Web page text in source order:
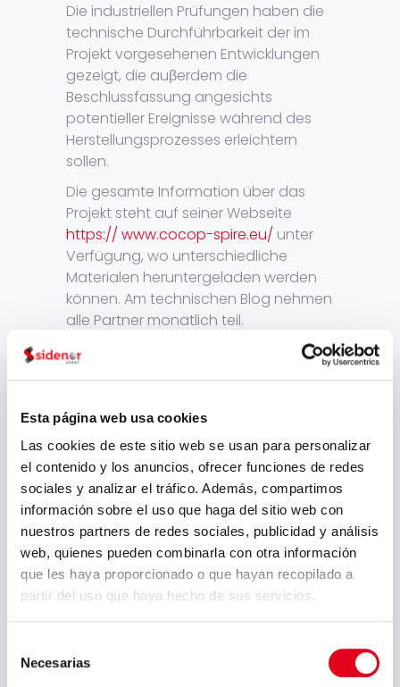
Esta página web usa cookies
Las cookies de este sitio web se usan para personalizar
el contenido y los anuncios, ofrecer funciones de redes
sociales y analizar el tráfico. Además, compartimos
información sobre el uso que haga del sitio web con
nuestros partners de redes sociales, publicidad y análisis
web, quienes pueden combinarla con otra información
que les haya proporcionado o que hayan recopilado a
partir del uso que haya hecho de sus servicios.
Necesarias
Die industriellen Prüfungen haben die
technische Durchführbarkeit der im
Projekt vorgesehenen Entwicklungen
gezeigt, die auβerdem die
Beschlussfassung angesichts
potentieller Ereignisse während des
Herstellungsprozesses erleichtern
sollen.
Die gesamte Information über das
Projekt steht auf seiner Webseite
https:// www.cocop-spire.eu/ unter
Verfügung, wo unterschiedliche
Materialen heruntergeladen werden
können. Am technischen Blog nehmen
alle Partner monatlich teil.
Sidenor setzt
Kreislaufwirtschaft
mit Hilfe des
Programms für
Öko‑innovation
und Ökodesign
von Ihobe
für 2019 steht
schon auf unserer
Website zur
Verfügung
Datei